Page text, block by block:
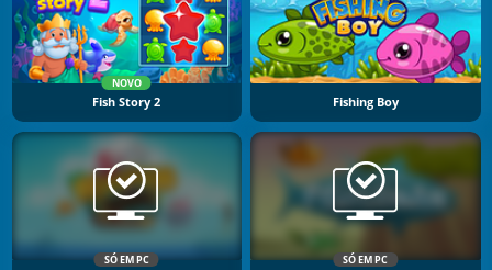
NOVO
Fish Story 2 Fishing Boy
SÓ EM PC SÓ EM PC